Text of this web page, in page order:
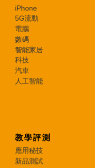
iPhone
5G流動
電腦
數碼
智能家居
科技
汽車
人工智能
教學評測
應用秘技
新品測試